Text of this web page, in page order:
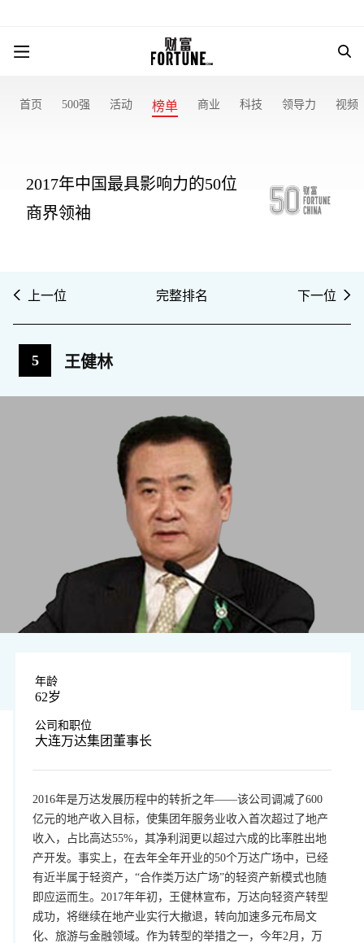
首页 500强 活动 榜单 商业 科技 领导力 视频
2017年中国最具影响力的50位
商界领袖
上一位 完整排名 下一位
5 王健林
年龄
62岁
公司和职位
大连万达集团董事长
2016年是万达发展历程中的转折之年——该公司调减了600
亿元的地产收入目标，使集团年服务业收入首次超过了地产
收入，占比高达55%，其净利润更以超过六成的比率胜出地
产开发。事实上，在去年全年开业的50个万达广场中，已经
有近半属于轻资产，“合作类万达广场”的轻资产新模式也随
即应运而生。2017年年初，王健林宣布，万达向轻资产转型
成功，将继续在地产业实行大撤退，转向加速多元布局文
化、旅游与金融领域。作为转型的举措之一，今年2月，万